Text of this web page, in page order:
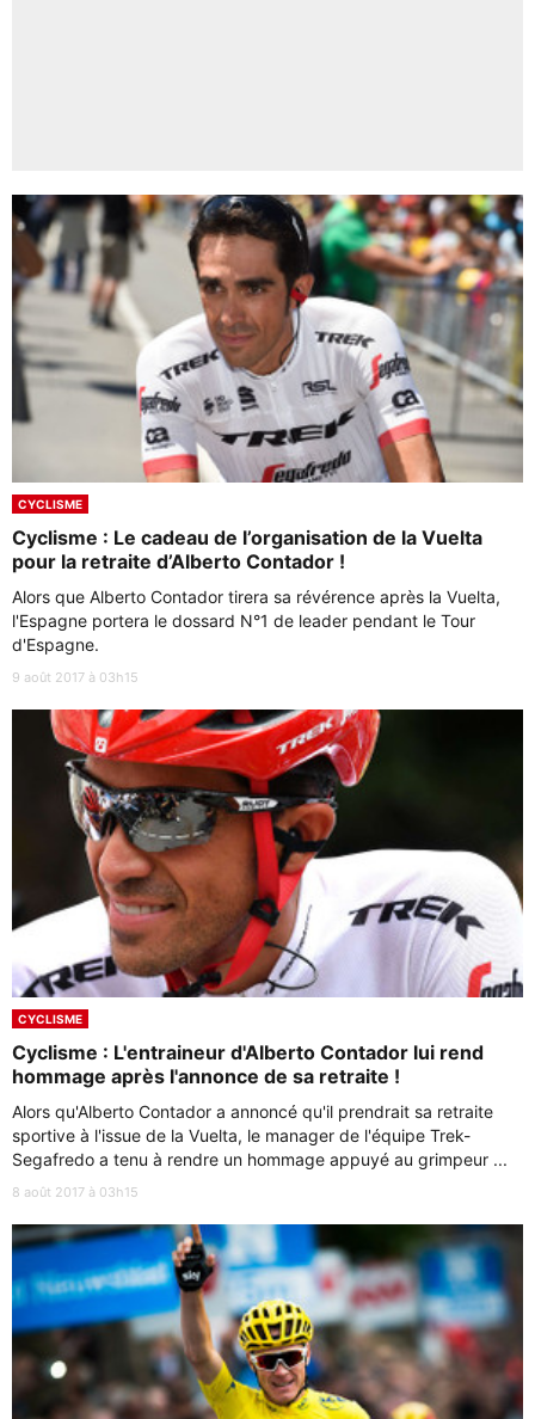
CYCLISME
Cyclisme : Le cadeau de l’organisation de la Vuelta
pour la retraite d’Alberto Contador !
Alors que Alberto Contador tirera sa révérence après la Vuelta,
l'Espagne portera le dossard N°1 de leader pendant le Tour
d'Espagne.
9 août 2017 à 03h15
CYCLISME
Cyclisme : L'entraineur d'Alberto Contador lui rend
hommage après l'annonce de sa retraite !
Alors qu'Alberto Contador a annoncé qu'il prendrait sa retraite
sportive à l'issue de la Vuelta, le manager de l'équipe Trek-
Segafredo a tenu à rendre un hommage appuyé au grimpeur ...
8 août 2017 à 03h15